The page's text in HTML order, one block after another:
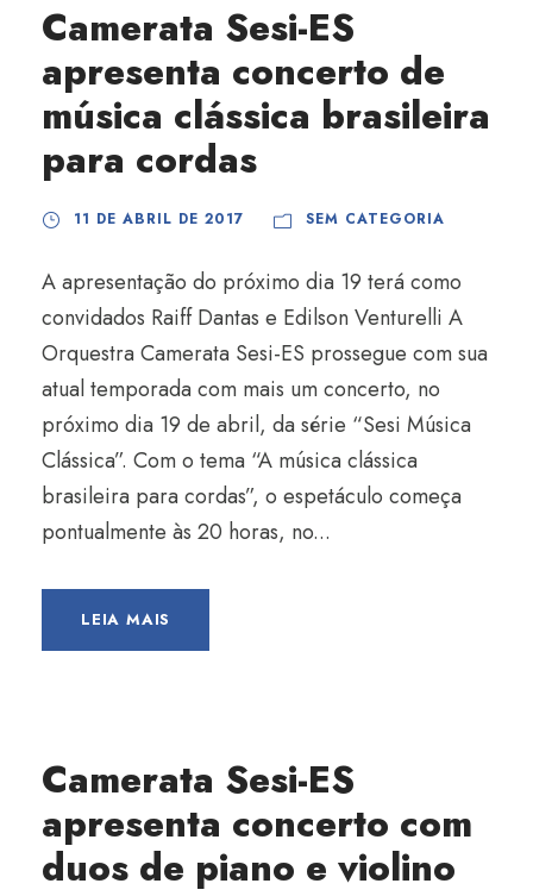
Camerata Sesi-ES
apresenta concerto de
música clássica brasileira
para cordas
11 DE ABRIL DE 2017 SEM CATEGORIA
A apresentação do próximo dia 19 terá como
convidados Raiff Dantas e Edilson Venturelli A
Orquestra Camerata Sesi-ES prossegue com sua
atual temporada com mais um concerto, no
próximo dia 19 de abril, da série “Sesi Música
Clássica”. Com o tema “A música clássica
brasileira para cordas”, o espetáculo começa
pontualmente às 20 horas, no...
LEIA MAIS
Camerata Sesi-ES
apresenta concerto com
duos de piano e violino